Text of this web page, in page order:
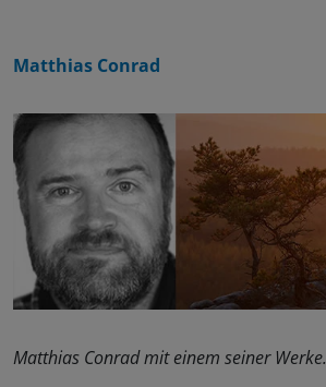
Matthias Conrad
Matthias Conrad mit einem seiner Werke.